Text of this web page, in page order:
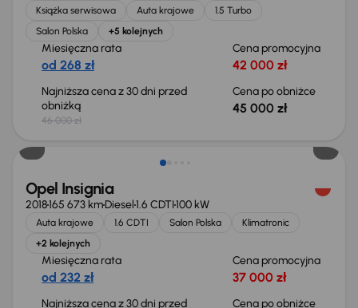
Książka serwisowa Auta krajowe
1.5 Turbo
Salon Polska
+5 kolejnych
Miesięczna rata
od 268 zł
Cena promocyjna
42 000 zł
Najniższa cena z 30 dni przed
obniżką
46 000 zł
Cena po obniżce
45 000 zł
Taniej o 1 000 zł
Opel Insignia
2018165 673 kmDiesel1.6 CDTI100 kW
Auta krajowe 1.6 CDTI Salon Polska
Klimatronic
+2 kolejnych
Miesięczna rata
od 232 zł
Cena promocyjna
37 000 zł
Najniższa cena z 30 dni przed Cena po obniżce